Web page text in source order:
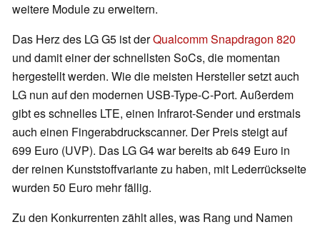
weitere Module zu erweitern.
Das Herz des LG G5 ist derQualcomm Snapdragon 820
und damit einer der schnellsten SoCs, die momentan
hergestellt werden. Wie die meisten Hersteller setzt auch
LG nun auf den modernen USB-Type-C-Port. Außerdem
gibt es schnelles LTE, einen Infrarot-Sender und erstmals
auch einen Fingerabdruckscanner. Der Preis steigt auf
699 Euro (UVP). Das LG G4 war bereits ab 649 Euro in
der reinen Kunststoffvariante zu haben, mit Lederrückseite
wurden 50 Euro mehr fällig.
Zu den Konkurrenten zählt alles, was Rang und Namen